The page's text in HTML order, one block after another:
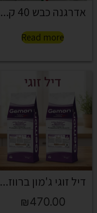
אדרגנה כבש 40 ק...
Read more
דיל זוגי ג'מון ברווז...
₪470.00